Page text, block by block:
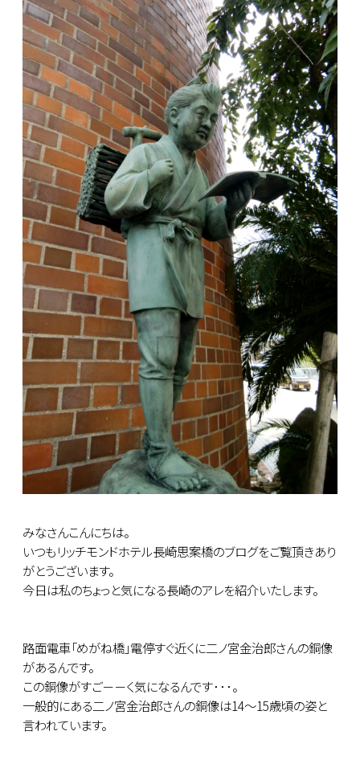
みなさんこんにちは。
いつもリッチモンドホテル長崎思案橋のブログをご覧頂きあり
がとうございます。
今日は私のちょっと気になる長崎のアレを紹介いたします。
路面電車「めがね橋」電停すぐ近くに二ノ宮金治郎さんの銅像
があるんです。
この銅像がすご－－く気になるんです･･･。
一般的にある二ノ宮金治郎さんの銅像は14～15歳頃の姿と
言われています。